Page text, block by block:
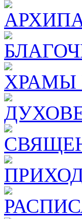
ХРАМЫ